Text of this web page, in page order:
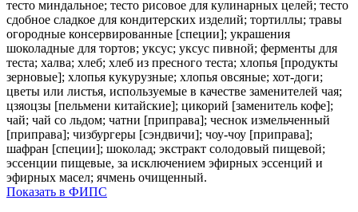
тесто миндальное; тесто рисовое для кулинарных целей; тесто
сдобное сладкое для кондитерских изделий; тортиллы; травы
огородные консервированные [специи]; украшения
шоколадные для тортов; уксус; уксус пивной; ферменты для
теста; халва; хлеб; хлеб из пресного теста; хлопья [продукты
зерновые]; хлопья кукурузные; хлопья овсяные; хот-доги;
цветы или листья, используемые в качестве заменителей чая;
цзяоцзы [пельмени китайские]; цикорий [заменитель кофе];
чай; чай со льдом; чатни [приправа]; чеснок измельченный
[приправа]; чизбургеры [сэндвичи]; чоу-чоу [приправа];
шафран [специи]; шоколад; экстракт солодовый пищевой;
эссенции пищевые, за исключением эфирных эссенций и
эфирных масел; ячмень очищенный.
Показать в ФИПС